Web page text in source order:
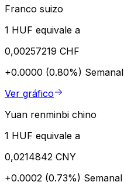
Franco suizo
1 HUF equivale a
0,00257219 CHF
+0.0000 (0.80%) Semanal
Ver gráfico
Yuan renminbi chino
1 HUF equivale a
0,0214842 CNY
+0.0002 (0.73%) Semanal